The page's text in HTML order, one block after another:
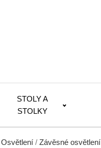
STOLY A
STOLKY
Osvětlení / Závěsné osvětlení